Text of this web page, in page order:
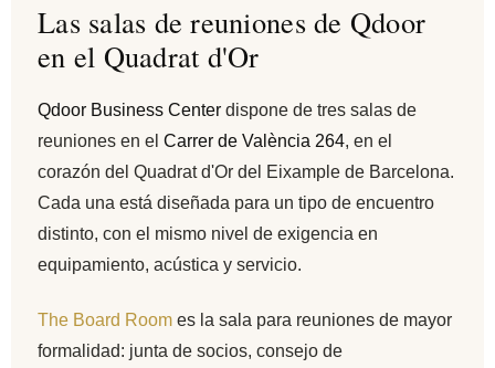
Las salas de reuniones de Qdoor
en el Quadrat d'Or
Qdoor Business Center dispone de tres salas de
reuniones en el Carrer de València 264, en el
corazón del Quadrat d'Or del Eixample de Barcelona.
Cada una está diseñada para un tipo de encuentro
distinto, con el mismo nivel de exigencia en
equipamiento, acústica y servicio.
The Board Room es la sala para reuniones de mayor
formalidad: junta de socios, consejo de